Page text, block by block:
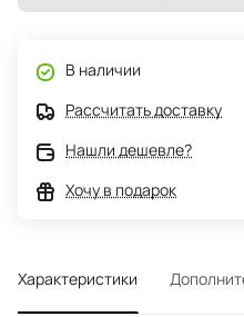
В наличии
Рассчитать доставку
Нашли дешевле?
Хочу в подарок
Характеристики